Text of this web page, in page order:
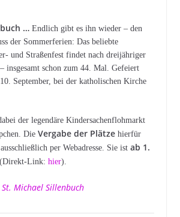
…Endlich gibt es ihn wieder – den
der Sommerferien: Das beliebte
und Straßenfest findet nach dreijähriger
insgesamt schon zum 44. Mal. Gefeiert
September, bei der katholischen Kirche
der legendäre Kindersachenflohmarkt
Die Vergabe der Plätzehierfür
per Webadresse. Sie ist ab 1.
Link: hier).
St. Michael Sillenbuch